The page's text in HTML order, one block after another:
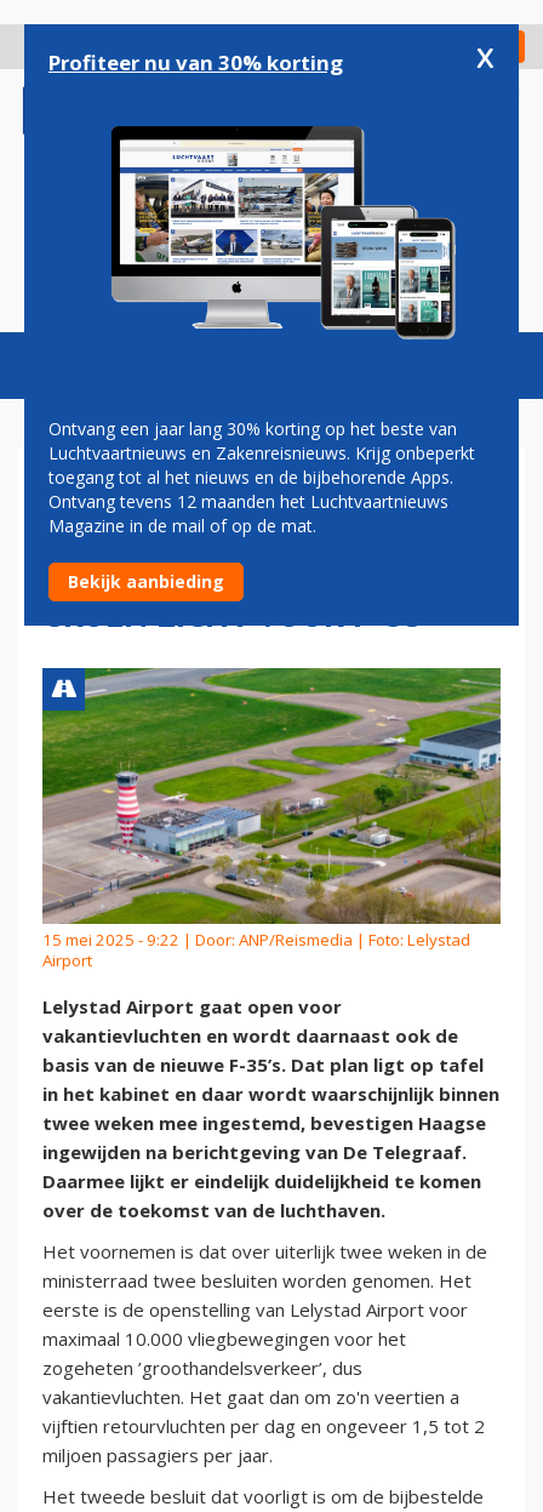
gaan
Check in
Magazine Podcasts Vacatures
'KABINET BESLUIT OVER
TWEE WEKEN TOT OPENING
LELYSTAD AIRPORT, OOK
GROEN LICHT VOOR F-35'
15 mei 2025 - 9:22 | Door: ANP/Reismedia | Foto: Lelystad
Airport
Lelystad Airport gaat open voor
vakantievluchten en wordt daarnaast ook de
basis van de nieuwe F-35’s. Dat plan ligt op tafel
in het kabinet en daar wordt waarschijnlijk binnen
twee weken mee ingestemd, bevestigen Haagse
ingewijden na berichtgeving van De Telegraaf.
Daarmee lijkt er eindelijk duidelijkheid te komen
over de toekomst van de luchthaven.
Het voornemen is dat over uiterlijk twee weken in de
ministerraad twee besluiten worden genomen. Het
eerste is de openstelling van Lelystad Airport voor
maximaal 10.000 vliegbewegingen voor het
zogeheten ’groothandelsverkeer’, dus
vakantievluchten. Het gaat dan om zo'n veertien a
vijftien retourvluchten per dag en ongeveer 1,5 tot 2
miljoen passagiers per jaar.
Het tweede besluit dat voorligt is om de bijbestelde
Profiteer nu van 30% korting x
Ontvang een jaar lang 30% korting op het beste van
Luchtvaartnieuws en Zakenreisnieuws. Krijg onbeperkt
toegang tot al het nieuws en de bijbehorende Apps.
Ontvang tevens 12 maanden het Luchtvaartnieuws
Magazine in de mail of op de mat.
Bekijk aanbieding